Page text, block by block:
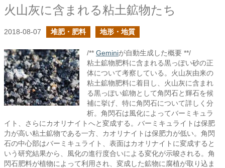
火山灰に含まれる粘土鉱物たち
2018-08-07 堆肥・肥料 地形・地質
/** Geminiが自動生成した概要 **/
粘土鉱物肥料に含まれる黒っぽい砂の正
体について考察している。火山灰由来の
粘土鉱物肥料に着目し、火山灰に含まれ
る黒っぽい鉱物として角閃石と輝石を候
補に挙げ、特に角閃石について詳しく分
析。角閃石は風化によってバーミキュラ
イト、さらにカオリナイトへと変成する。バーミキュライトは保肥
力が高い粘土鉱物である一方、カオリナイトは保肥力が低い。角閃
石の中心部はバーミキュライト、表面はカオリナイトに変成すると
いう研究結果から、風化の進行度合いによる変化が示唆される。角
閃石肥料が植物によって利用され、変成した鉱物に腐植が取り込ま